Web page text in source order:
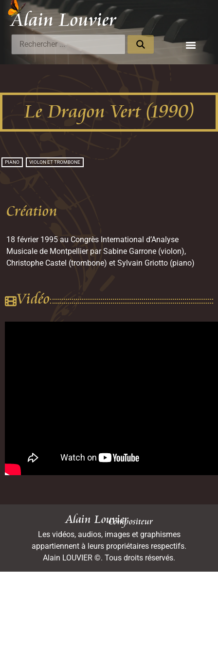
Alain LouvierCompositeur
Le Dragon Vert (1990)
PIANO VIOLON ET TROMBONE
Création
18 février 1995 au Congrès International d’Analyse
Musicale de Montpellier par Sabine Garrone (violon),
Christophe Castel (trombone) et Sylvain Griotto (piano)
Vidéo
Alain LouvierCompositeur
Les vidéos, audios, images et graphismes
appartiennent à leurs propriétaires respectifs.
Alain LOUVIER ©. Tous droits réservés.